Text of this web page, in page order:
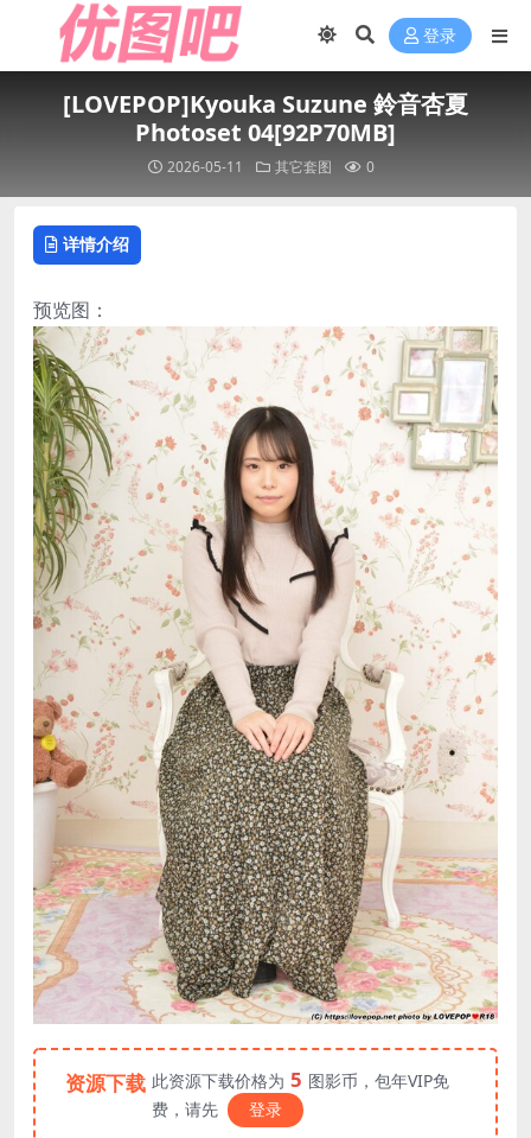
登录
[LOVEPOP]Kyouka Suzune 鈴音杏夏
Photoset 04[92P70MB]
2026-05-11 其它套图 0
详情介绍
预览图：
资源下载 此资源下载价格为 5 图影币，包年VIP免
费，请先
登录